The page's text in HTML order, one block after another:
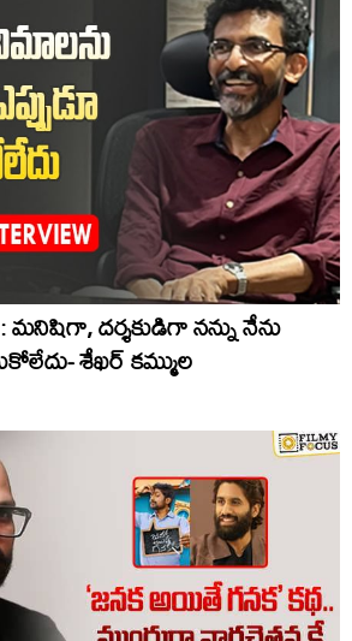
మనిషిగా, దర్శకుడిగా నన్ను నేను
శేఖర్ కమ్ముల